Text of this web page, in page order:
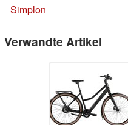
Simplon
Verwandte Artikel